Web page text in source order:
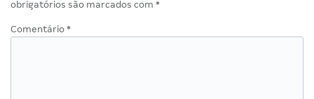
obrigatórios são marcados com *
Comentário *